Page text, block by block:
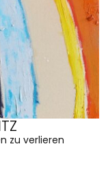
zu verlieren